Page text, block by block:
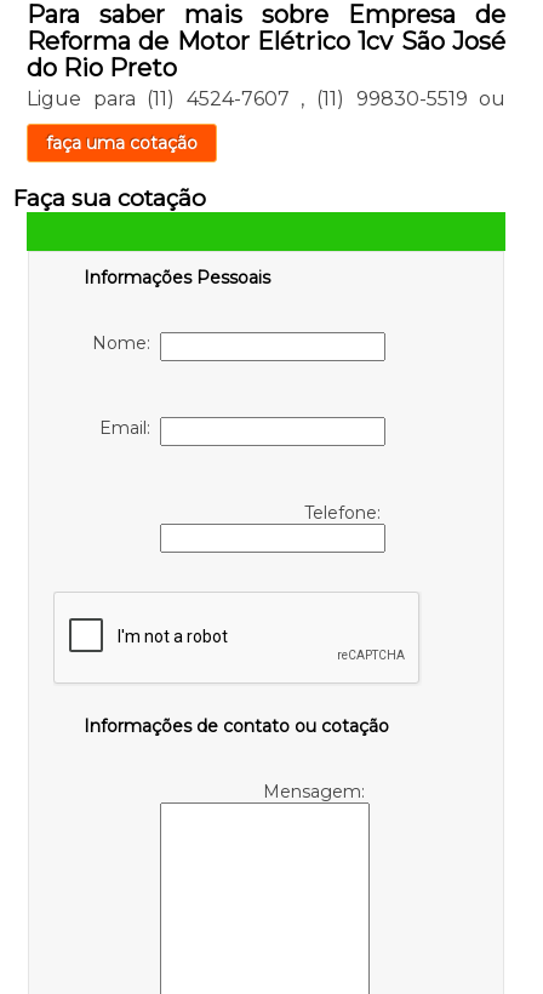
Para saber mais sobre Empresa de
Reforma de Motor Elétrico 1cv São José
do Rio Preto
Ligue para (11) 4524-7607 , (11) 99830-5519 ou
faça uma cotação
Faça sua cotação
Informações Pessoais
Nome:
Email:
Telefone:
Informações de contato ou cotação
Mensagem: